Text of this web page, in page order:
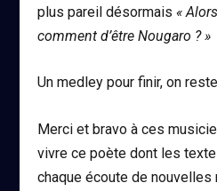
plus pareil désormais «
comment d’être Nougaro ? »
Un medley pour finir, on
Merci et bravo à ces
vivre ce poète dont les
chaque écoute de nouvelles